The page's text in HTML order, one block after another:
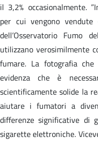
il 3,2% occasionalmente.
per cui vengono
dell’Osservatorio Fumo
utilizzano verosimilmente
fumare. La fotografia
evidenza che è
scientificamente solide la
aiutare i fumatori a
differenze significative di
sigarette elettroniche.